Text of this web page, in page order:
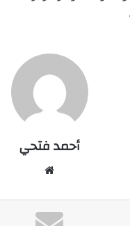
أحمد فتحي